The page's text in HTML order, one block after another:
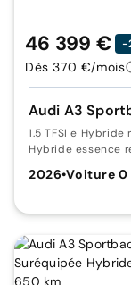
Audi A3
1.5 TFSI e
Hybride essence
2026•Voiture 0
46 399 € -
Dès 370 €/mois